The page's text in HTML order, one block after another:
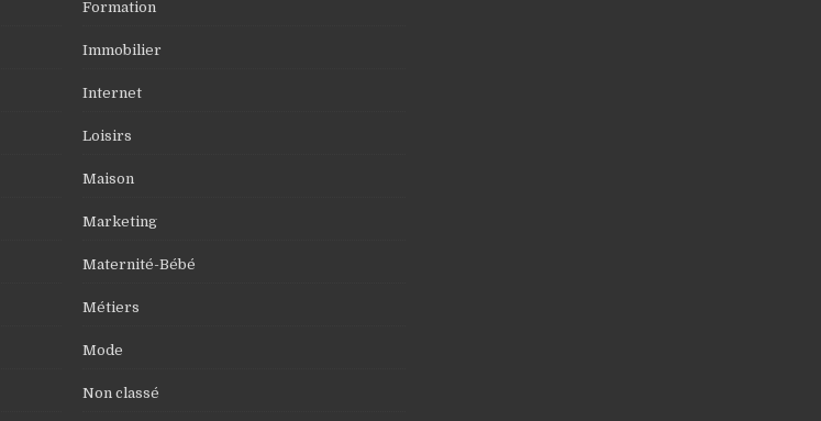
Formation
Immobilier
Internet
Loisirs
Maison
Marketing
Maternité-Bébé
Métiers
Mode
Non classé